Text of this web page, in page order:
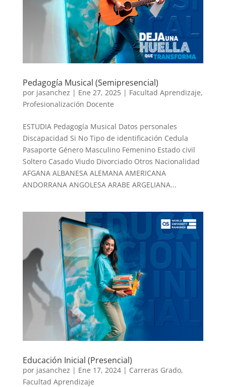
Pedagogía Musical (Semipresencial)
por jasanchez | Ene 27, 2025| Facultad Aprendizaje,
Profesionalización Docente
ESTUDIA Pedagogía Musical Datos personales
Discapacidad Si No Tipo de identificación Cedula
Pasaporte Género Masculino Femenino Estado civil
Soltero Casado Viudo Divorciado Otros Nacionalidad
AFGANA ALBANESA ALEMANA AMERICANA
ANDORRANA ANGOLESA ARABE ARGELIANA...
Educación Inicial (Presencial)
por jasanchez | Ene 17, 2024| Carreras Grado,
Facultad Aprendizaje